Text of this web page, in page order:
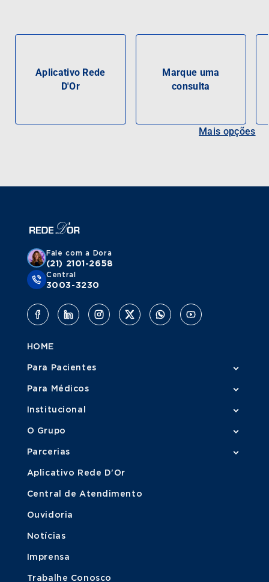
Aplicativo Rede
D'Or
Marque uma
consulta
Mais opções
Fale com a Dora
(21) 2101-2658
Central
3003-3230
HOME
Para Pacientes
Para Médicos
Institucional
O Grupo
Parcerias
Aplicativo Rede D'Or
Central de Atendimento
Ouvidoria
Notícias
Imprensa
Trabalhe Conosco